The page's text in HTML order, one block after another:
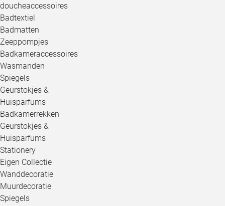
doucheaccessoires
Badtextiel
Badmatten
Zeeppompjes
Badkameraccessoires
Wasmanden
Spiegels
Geurstokjes &
Huisparfums
Badkamerrekken
Geurstokjes &
Huisparfums
Stationery
Eigen Collectie
Wanddecoratie
Muurdecoratie
Spiegels